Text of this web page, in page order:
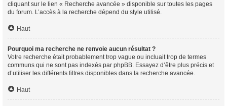
cliquant sur le lien « Recherche avancée » disponible sur toutes les pages
du forum. L’accès à la recherche dépend du style utilisé.
Haut
Pourquoi ma recherche ne renvoie aucun résultat ?
Votre recherche était probablement trop vague ou incluait trop de termes
communs qui ne sont pas indexés par phpBB. Essayez d’être plus précis et
d’utiliser les différents filtres disponibles dans la recherche avancée.
Haut